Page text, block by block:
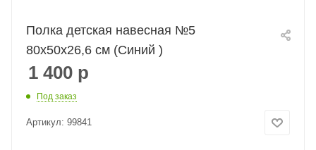
Полка детская навесная №5
80x50x26,6 см (Синий )
1 400 р
Под заказ
Артикул: 99841